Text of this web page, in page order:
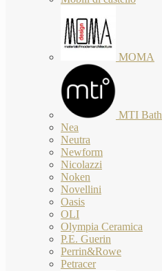
MOMA
MTI Bath
Nea
Neutra
Newform
Nicolazzi
Noken
Novellini
Oasis
OLI
Olympia Ceramica
P.E. Guerin
Perrin&Rowe
Petracer